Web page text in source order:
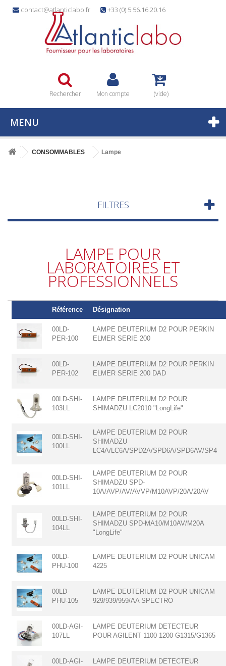
contact@atlanticlabo.fr +33 (0) 5.56.16.20.16
Rechercher Mon compte (vide)
MENU
CONSOMMABLES Lampe
FILTRES
LAMPE POUR
LABORATOIRES ET
PROFESSIONNELS
Référence Désignation
00LD-
PER-100
LAMPE DEUTERIUM D2 POUR PERKIN
ELMER SERIE 200
00LD-
PER-102
LAMPE DEUTERIUM D2 POUR PERKIN
ELMER SERIE 200 DAD
00LD-SHI-
103LL
LAMPE DEUTERIUM D2 POUR
SHIMADZU LC2010 "LongLife"
00LD-SHI-
100LL
LAMPE DEUTERIUM D2 POUR
SHIMADZU
LC4A/LC6A/SPD2A/SPD6A/SPD6AV/SP4
00LD-SHI-
101LL
LAMPE DEUTERIUM D2 POUR
SHIMADZU SPD-
10A/AVP/AV/AVVP/M10AVP/20A/20AV
00LD-SHI-
104LL
LAMPE DEUTERIUM D2 POUR
SHIMADZU SPD-MA10/M10AV/M20A
"LongLife"
00LD-
PHU-100
LAMPE DEUTERIUM D2 POUR UNICAM
4225
00LD-
PHU-105
LAMPE DEUTERIUM D2 POUR UNICAM
929/939/959/AA SPECTRO
00LD-AGI-
107LL
LAMPE DEUTERIUM DETECTEUR
POUR AGILENT 1100 1200 G1315/G1365
00LD-AGI-
LAMPE DEUTERIUM DETECTEUR